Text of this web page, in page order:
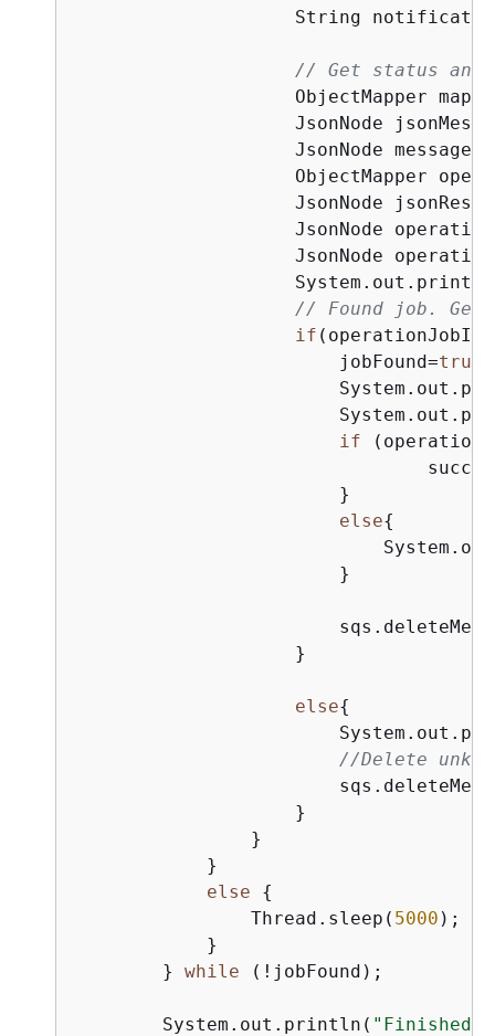
String
// Get status
ObjectMapper
JsonNode
JsonNode
ObjectMapper
JsonNode
JsonNode
JsonNode
// Found job.
if
                        jobFound=
true
if
                        }
else{
                        }
                    }
else{
//Delete
                    }
                }
            }
else
{
                Thread.sleep(
5000 );
            }
        }
while (!jobFound);
        System.out.println(
"Finished